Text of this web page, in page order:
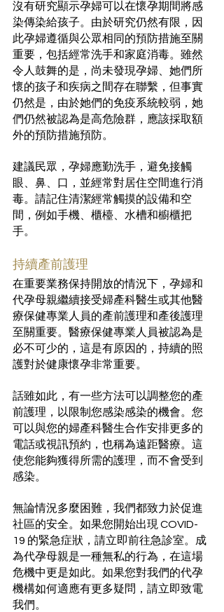
沒有研究顯示孕婦可以在懷孕期間將感
染傳染給孩子。由於研究仍然有限，因
此孕婦遵循與公眾相同的預防措施至關
重要，包括經常洗手和家庭消毒。雖然
令人鼓舞的是，尚未發現孕婦、她們所
懷的孩子和疾病之間存在聯繫，但事實
仍然是，由於她們的免疫系統較弱，她
們仍然被認為是高危險群，應該採取額
外的預防措施預防。
建議民眾，孕婦應勤洗手，避免接觸
眼、鼻、口，並經常對居住空間進行消
毒。請記住清潔經常觸摸的設備和空
間，例如手機、櫃檯、水槽和櫥櫃把
手。
持續產前護理
在重要業務保持開放的情況下，孕婦和
代孕母親繼續接受婦產科醫生或其他醫
療保健專業人員的產前護理和產後護理
至關重要。醫療保健專業人員被認為是
必不可少的，這是有原因的，持續的照
護對於健康懷孕非常重要。
話雖如此，有一些方法可以調整您的產
前護理，以限制您感染感染的機會。您
可以與您的婦產科醫生合作安排更多的
電話或視訊預約，也稱為遠距醫療。這
使您能夠獲得所需的護理，而不會受到
感染。
無論情況多麼困難，我們都致力於促進
社區的安全。如果您開始出現 COVID-
19 的緊急症狀，請立即前往急診室。成
為代孕母親是一種無私的行為，在這場
危機中更是如此。如果您對我們的代孕
機構如何適應有更多疑問，請立即致電
我們。